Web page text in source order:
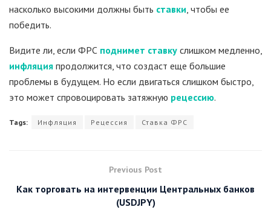
насколько высокими должны быть ставки , чтобы ее
победить.
Видите ли, если ФРС поднимет ставку слишком медленно,
инфляция продолжится, что создаст еще большие
проблемы в будущем. Но если двигаться слишком быстро,
это может спровоцировать затяжную рецессию.
Tags: Инфляция Рецессия Ставка ФРС
Previous Post
Как торговать на интервенции Центральных банков
(USDJPY)